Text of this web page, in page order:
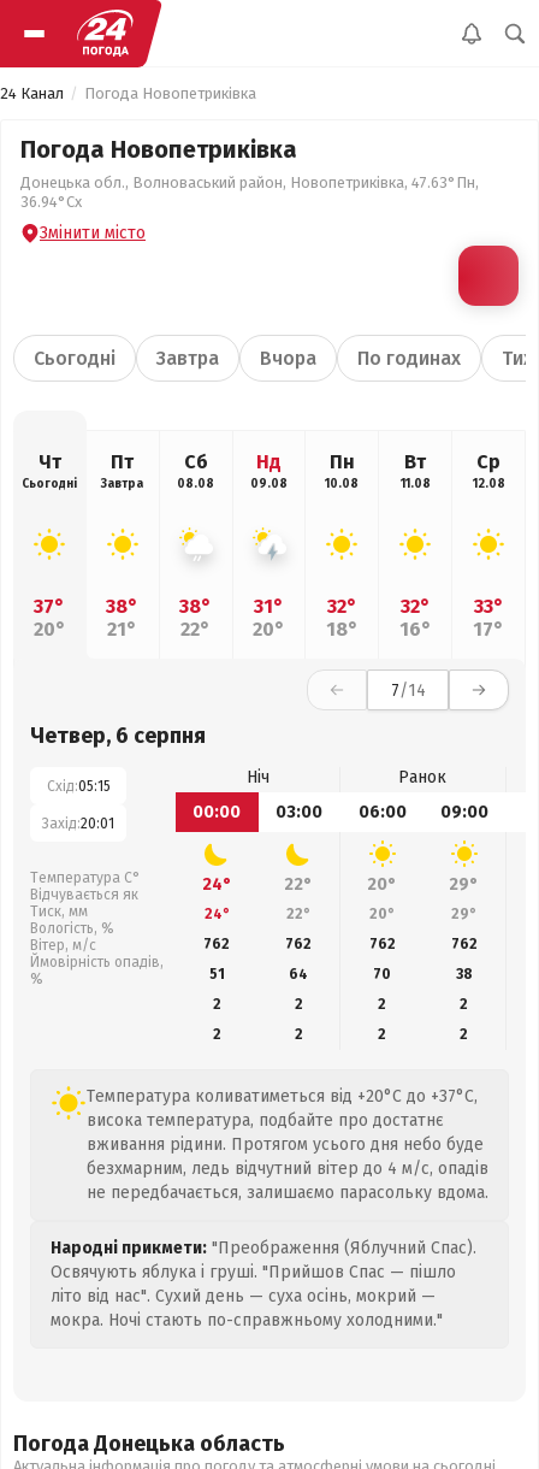
24 Канал Погода Новопетриківка
Погода Новопетриківка
Донецька обл., Волноваський район, Новопетриківка, 47.63°Пн,
36.94°Сх
Змінити місто
Сьогодні Завтра Вчора По годинах
Чт
Сьогодні
37°
20°
Пт
Завтра
38°
21°
Сб
08.08
38°
22°
Нд
09.08
31°
20°
Пн
10.08
32°
18°
Вт
11.08
32°
16°
Ср
12.08
33°
17°
7/14
Четвер, 6 серпня
Схід:05:15
Захід:20:01
Температура С°
Відчувається як
Тиск, мм
Вологість, %
Вітер, м/с
Ймовірність опадів,
%
Ніч
Ранок
00:00
03:00 06:00 09:00
24° 22° 20° 29°
24° 22° 20° 29°
762
762 762 762
51
64 70
38
2
2 2
2
2
2 2 2
Температура коливатиметься від +20°C до +37°C,
висока температура, подбайте про достатнє
вживання рідини. Протягом усього дня небо буде
безхмарним, ледь відчутний вітер до 4 м/с, опадів
не передбачається, залишаємо парасольку вдома.
Народні прикмети: "Преображення (Яблучний Спас).
Освячують яблука і груші. "Прийшов Спас — пішло
літо від нас". Сухий день — суха осінь, мокрий —
мокра. Ночі стають по-справжньому холодними."
Погода Донецька область